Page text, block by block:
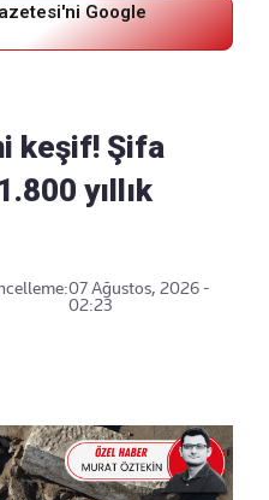
Google
keşif! Şifa
yıllık
07 Ağustos, 2026 -
02:23